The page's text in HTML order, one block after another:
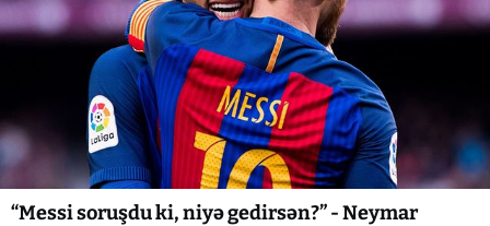
“Messi soruşdu ki, niyə gedirsən?” - Neymar